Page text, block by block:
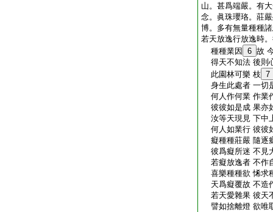
山。甚爲端嚴。有
念。眞珠瓔珞。莊
博。多有無量種種
若天放逸行放逸時
種種業因
6 故
得天不知法 後則
此園林可樂 枝 7
身生此處者 一切
何人作何業 作業
彼彼如是成 果亦
汝等天現見 下中
何人如業行 彼彼
癡種種莊嚴 隨逐
彼爲癡所迷 不見
若癡放逸者 不作
喜樂種種欲 悕求
天爲癡覆故 不造
若天愛雜果 彼天
譬如捨離燈 欲唯